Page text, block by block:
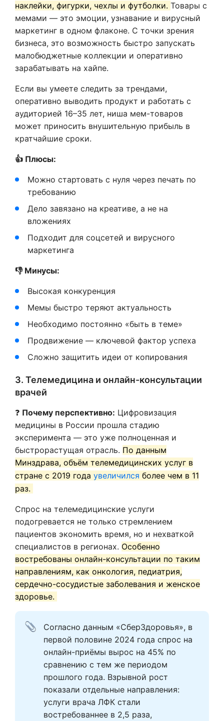
наклейки, фигурки, чехлы и футболки. Товары с
мемами — это эмоции, узнавание и вирусный
маркетинг в одном флаконе. С точки зрения
бизнеса, это возможность быстро запускать
малобюджетные коллекции и оперативно
зарабатывать на хайпе.
Если вы умеете следить за трендами,
оперативно выводить продукт и работать с
аудиторией 16–35 лет, ниша мем-товаров
может приносить внушительную прибыль в
кратчайшие сроки.
👍 Плюсы:
Можно стартовать с нуля через печать по
требованию
Дело завязано на креативе, а не на
вложениях
Подходит для соцсетей и вирусного
маркетинга
👎 Минусы:
Высокая конкуренция
Мемы быстро теряют актуальность
Необходимо постоянно «быть в теме»
Продвижение — ключевой фактор успеха
Сложно защитить идеи от копирования
3. Телемедицина и онлайн-консультации
врачей
❓ Почему перспективно: Цифровизация
медицины в России прошла стадию
эксперимента — это уже полноценная и
быстрорастущая отрасль. По данным
Минздрава, объём телемедицинских услуг в
стране с 2019 года увеличился более чем в 11
раз.
Спрос на телемедицинские услуги
подогревается не только стремлением
пациентов экономить время, но и нехваткой
специалистов в регионах. Особенно
востребованы онлайн-консультации по таким
направлениям, как онкология, педиатрия,
сердечно-сосудистые заболевания и женское
здоровье.
Согласно данным «СберЗдоровья», в
первой половине 2024 года спрос на
онлайн-приёмы вырос на 45% по
сравнению с тем же периодом
прошлого года. Взрывной рост
показали отдельные направления:
услуги врача ЛФК стали
востребованнее в 2,5 раза,